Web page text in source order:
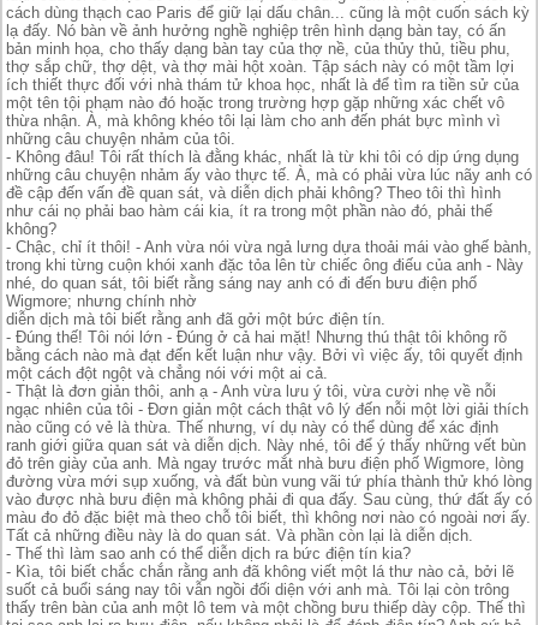
cách dùng thạch cao Paris để giữ lại dấu chân... cũng là một cuốn sách kỳ
lạ đấy. Nó bàn về ảnh hưởng nghề nghiệp trên hình dạng bàn tay, có ấn
bản minh họa, cho thấy dạng bàn tay của thợ nề, của thủy thủ, tiều phu,
thợ sắp chữ, thợ dệt, và thợ mài hột xoàn. Tập sách này có một tầm lợi
ích thiết thực đối với nhà thám tử khoa học, nhất là để tìm ra tiền sử của
một tên tội phạm nào đó hoặc trong trường hợp gặp những xác chết vô
thừa nhận. À, mà không khéo tôi lại làm cho anh đến phát bực mình vì
những câu chuyện nhảm của tôi.
- Không đâu! Tôi rất thích là đằng khác, nhất là từ khi tôi có dịp ứng dụng
những câu chuyện nhảm ấy vào thực tế. À, mà có phải vừa lúc nãy anh có
đề cập đến vấn đề quan sát, và diễn dịch phải không? Theo tôi thì hình
như cái nọ phải bao hàm cái kia, ít ra trong một phần nào đó, phải thế
không?
- Chậc, chỉ ít thôi! - Anh vừa nói vừa ngả lưng dựa thoải mái vào ghế bành,
trong khi từng cuộn khói xanh đặc tỏa lên từ chiếc ông điếu của anh - Này
nhé, do quan sát, tôi biết rằng sáng nay anh có đi đến bưu điện phố
Wigmore; nhưng chính nhờ
diễn dịch mà tôi biết rằng anh đã gởi một bức điện tín.
- Đúng thế! Tôi nói lớn - Đúng ở cả hai mặt! Nhưng thú thật tôi không rõ
bằng cách nào mà đạt đến kết luận như vậy. Bởi vì việc ấy, tôi quyết định
một cách đột ngột và chẳng nói với một ai cả.
- Thật là đơn giản thôi, anh ạ - Anh vừa lưu ý tôi, vừa cười nhẹ về nỗi
ngạc nhiên của tôi - Đơn giản một cách thật vô lý đến nỗi một lời giải thích
nào cũng có vẻ là thừa. Thế nhưng, ví dụ này có thể dùng để xác định
ranh giới giữa quan sát và diễn dịch. Này nhé, tôi để ý thấy những vết bùn
đỏ trên giày của anh. Mà ngay trước mắt nhà bưu điện phố Wigmore, lòng
đường vừa mới sụp xuống, và đất bùn vung vãi tứ phía thành thử khó lòng
vào được nhà bưu điện mà không phải đi qua đấy. Sau cùng, thứ đất ấy có
màu đo đỏ đặc biệt mà theo chỗ tôi biết, thì không nơi nào có ngoài nơi ấy.
Tất cả những điều này là do quan sát. Và phần còn lại là diễn dịch.
- Thế thì làm sao anh có thể diễn dịch ra bức điện tín kia?
- Kìa, tôi biết chắc chắn rằng anh đã không viết một lá thư nào cả, bởi lẽ
suốt cả buổi sáng nay tôi vẫn ngồi đối diện với anh mà. Tôi lại còn trông
thấy trên bàn của anh một lô tem và một chồng bưu thiếp dày cộp. Thế thì